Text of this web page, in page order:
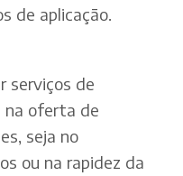
de aplicação.
serviços de
na oferta de
seja no
ou na rapidez da